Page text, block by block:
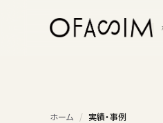
ホーム / 実績・事例